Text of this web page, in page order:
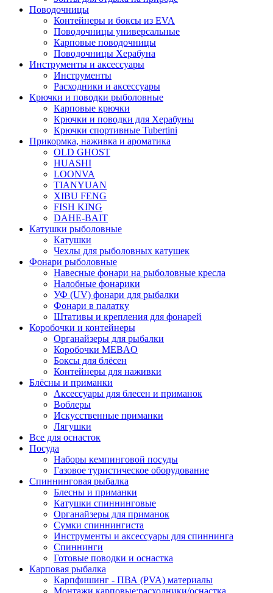
Поводочницы
Контейнеры и боксы из EVA
Поводочницы универсальные
Карповые поводочницы
Поводочницы Херабуна
Инструменты и аксессуары
Инструменты
Расходники и аксессуары
Крючки и поводки рыболовные
Карповые крючки
Крючки и поводки для Херабуны
Крючки спортивные Tubertini
Прикормка, наживка и ароматика
OLD GHOST
HUASHI
LOONVA
TIANYUAN
XIBU FENG
FISH KING
DAHE-BAIT
Катушки рыболовные
Катушки
Чехлы для рыболовных катушек
Фонари рыболовные
Навесные фонари на рыболовные кресла
Налобные фонарики
УФ (UV) фонари для рыбалки
Фонари в палатку
Штативы и крепления для фонарей
Коробочки и контейнеры
Органайзеры для рыбалки
Коробочки MEBAO
Боксы для блёсен
Контейнеры для наживки
Блёсны и приманки
Аксессуары для блесен и приманок
Воблеры
Искусственные приманки
Лягушки
Все для оснасток
Посуда
Наборы кемпинговой посуды
Газовое туристическое оборудование
Спиннинговая рыбалка
Блесны и приманки
Катушки спиннинговые
Органайзеры для приманок
Сумки спиннингиста
Инструменты и аксессуары для спиннинга
Спиннинги
Готовые поводки и оснастка
Карповая рыбалка
Карпфишинг - ПВА (PVA) материалы
Монтажи карповые:расходники/оснастка